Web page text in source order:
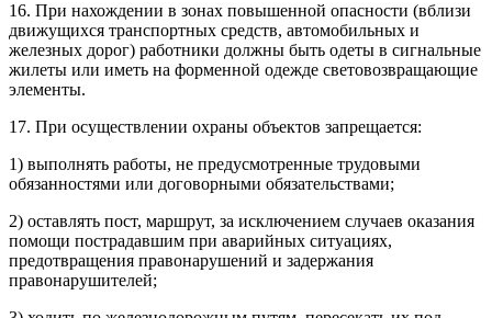
16. При нахождении в зонах повышенной опасности (вблизи
движущихся транспортных средств, автомобильных и
железных дорог) работники должны быть одеты в сигнальные
жилеты или иметь на форменной одежде световозвращающие
элементы.
17. При осуществлении охраны объектов запрещается:
1) выполнять работы, не предусмотренные трудовыми
обязанностями или договорными обязательствами;
2) оставлять пост, маршрут, за исключением случаев оказания
помощи пострадавшим при аварийных ситуациях,
предотвращения правонарушений и задержания
правонарушителей;